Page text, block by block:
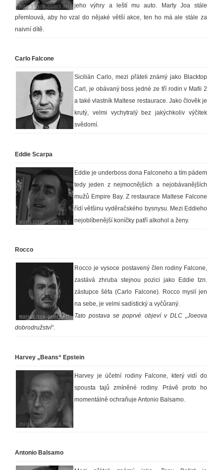
jeho výhry a leští mu auto. Marty Joa stále
přemlouvá, aby ho vzal do nějaké větší akce, ten ho má ale stále za
naivní dítě.
Carlo Falcone
Sicilián Carlo, mezi přáteli známý jako Blacktop
Carl, je obávaný boss jedné ze tří rodin v Mafii 2
a také vlastník Maltese restaurace. Jako člověk je
krutý, velmi vychytralý bez jakýchkoliv výčitek
svědomí.
Eddie Scarpa
Eddie je underboss dona Falconeho a tím pádem
tedy jeden z nejmocnějších a nejobávanějších
mužů Empire Bay. Z restaurace Maltese Falcone
řídí většinu vyděračského bysnysu. Mezi Eddieho
nejoblíbenější koníčky patří alkohol a ženy.
Rocco
Rocco je vysoce postavený člen rodiny Falcone,
zastává zhruba stejnou pozici jako Eddie tzn.
zástupce šéfa (Carlo Falcone). Rocco myslí jen
na sebe, je velmi sadistický a vyčůraný.
Tato postava se poprvé objeví v DLC „Joeova
dobrodružství“.
Harvey „Beans“ Epstein
Harvey je účetní rodiny Falcone, který vidí do
spousta tajů zmíněné rodiny. Právě proto ho
momentálně ochraňuje Antonio Balsamo.
Antonio Balsamo